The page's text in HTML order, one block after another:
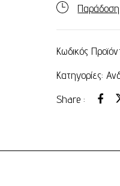
Κωδικός
Κατηγορίες:
Share :